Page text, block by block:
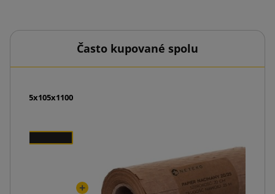
Často kupované spolu
105x105x1100